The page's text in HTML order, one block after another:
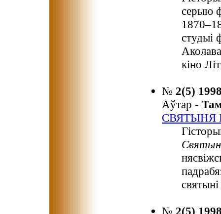
серыю
студыі
кіно
№ 2(5)
Аўтар -
СВЯТЫНЯ
№ 2(5)